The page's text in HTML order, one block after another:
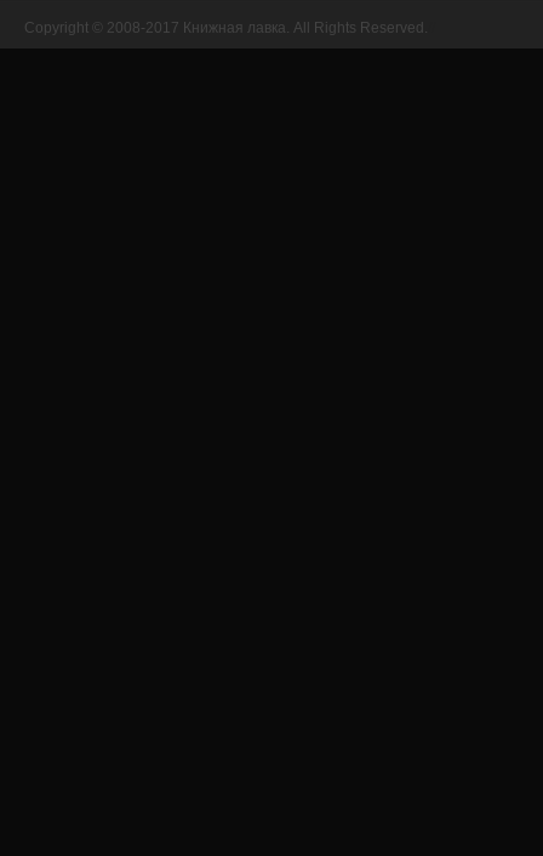
Copyright © 2008-2017 Книжная лавка. All Rights Reserved.